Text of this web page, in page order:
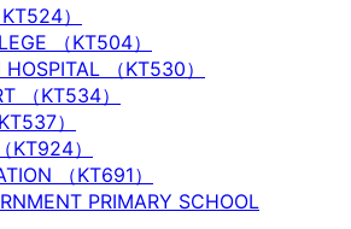
）
（KT504）
（KT530）
（KT534）
）
KT924）
（KT691）
PRIMARY SCHOOL